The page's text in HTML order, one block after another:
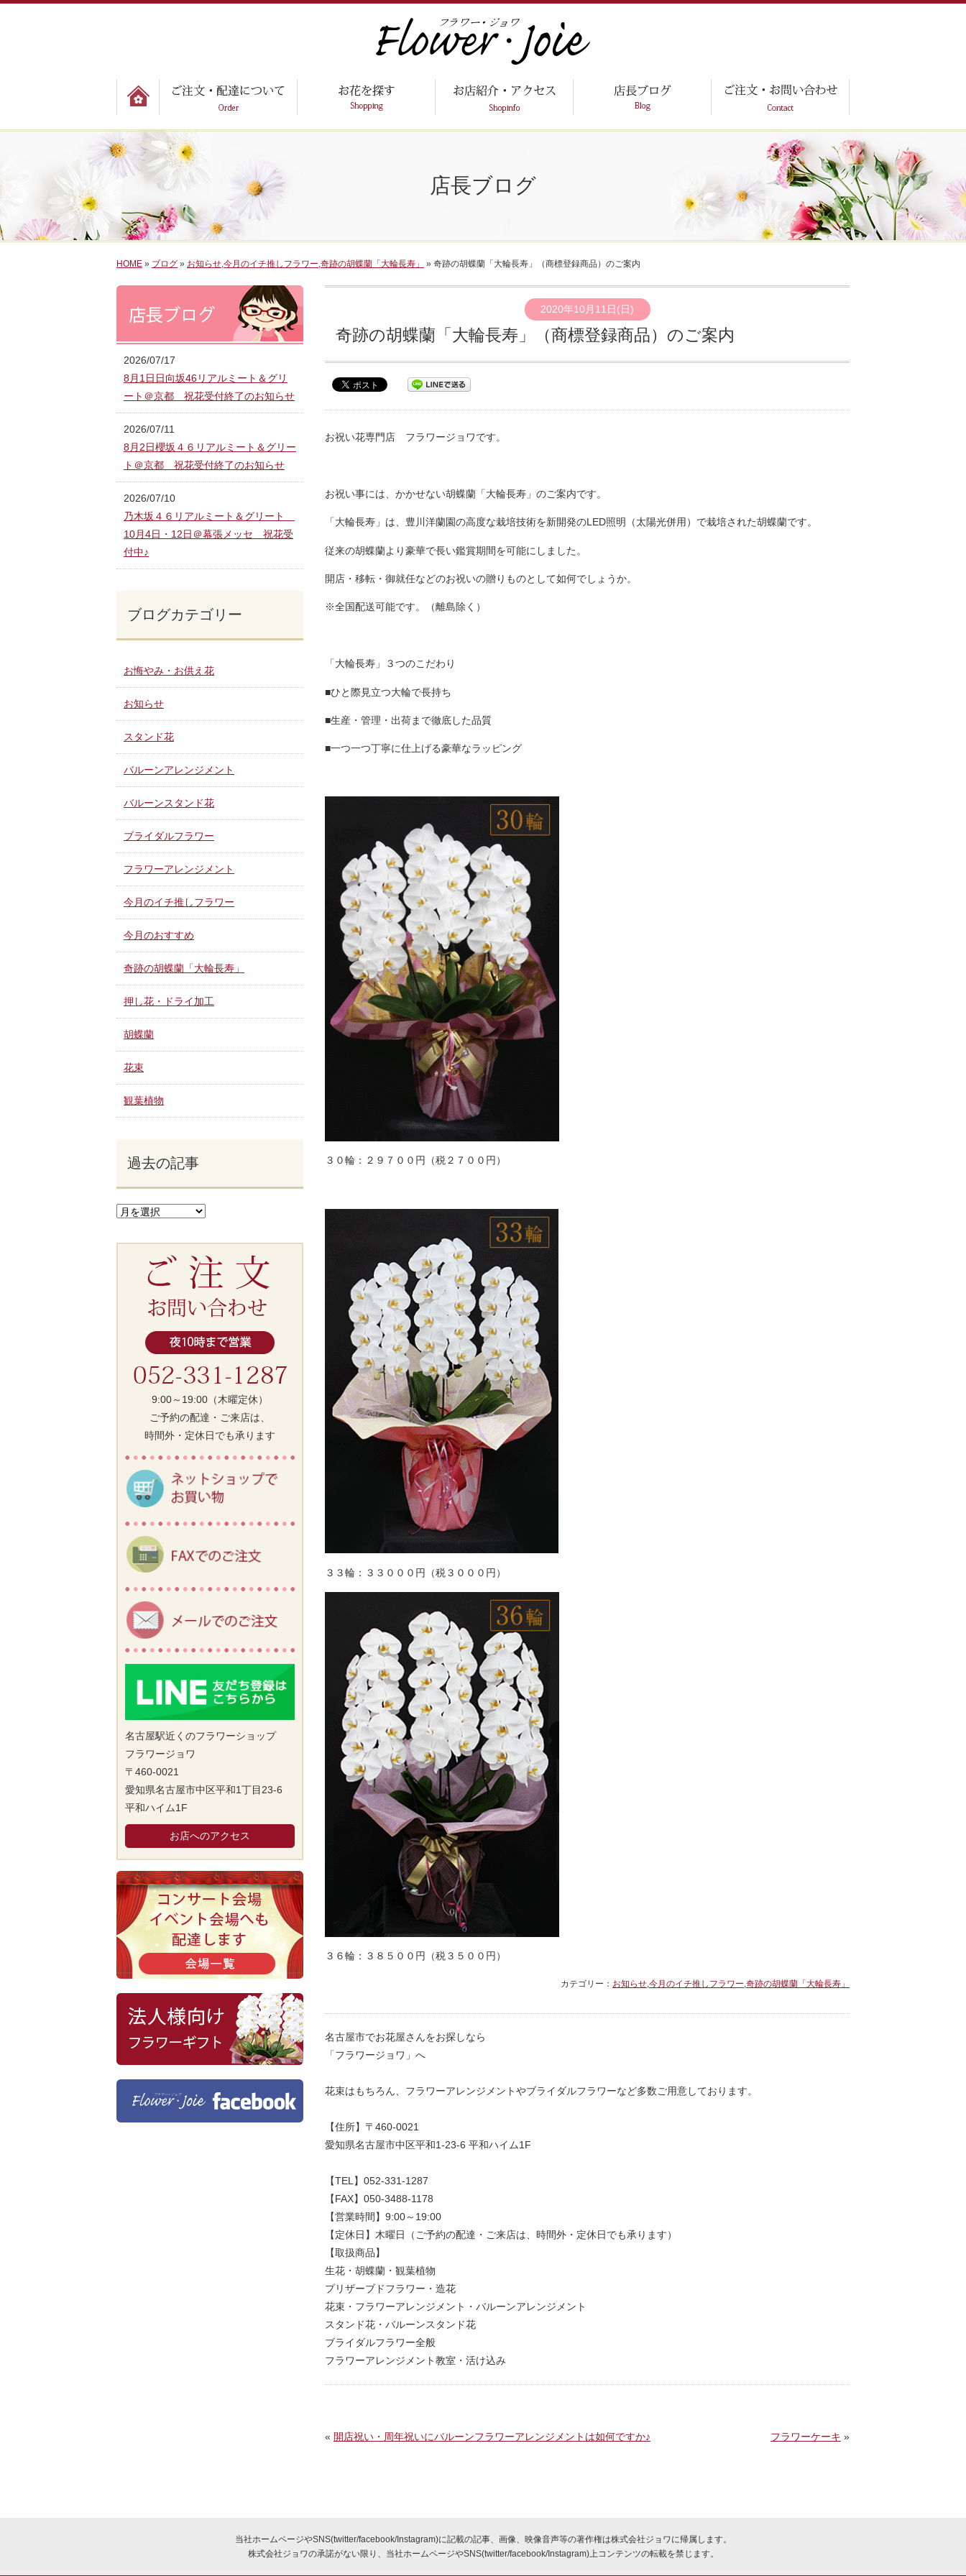
店長ブログ
HOME » ブログ » お知らせ 今月のイチ推しフラワー 奇跡の胡蝶蘭「大輪長寿」 » 奇跡の胡蝶蘭「大輪長寿」（商標登録商品）のご案内
2020年10月11日(日)
奇跡の胡蝶蘭「大輪長寿」（商標登録商品）のご案内
お祝い花専門店 フラワージョワです。
お祝い事には、かかせない胡蝶蘭「大輪長寿」のご案内です。
「大輪長寿」は、豊川洋蘭園の高度な栽培技術を新開発のLED照明（太陽光併用）で栽培された胡蝶蘭です。
従来の胡蝶蘭より豪華で長い鑑賞期間を可能にしました。
開店・移転・御就任などのお祝いの贈りものとして如何でしょうか。
※全国配送可能です。（離島除く）
「大輪長寿」３つのこだわり
■ひと際見立つ大輪で長持ち
■生産・管理・出荷まで徹底した品質
■一つ一つ丁寧に仕上げる豪華なラッピング
３０輪：２９７００円（税２７００円）
３３輪：３３０００円（税３０００円）
３６輪：３８５００円（税３５００円）
カテゴリー： お知らせ,今月のイチ推しフラワー,奇跡の胡蝶蘭「大輪長寿」
名古屋市でお花屋さんをお探しなら
「フラワージョワ」へ
花束はもちろん、フラワーアレンジメントやブライダルフラワーなど多数ご用意しております。
【住所】〒460-0021
愛知県名古屋市中区平和1-23-6 平和ハイム1F
【TEL】052-331-1287
【営業時間】9:00～19:00
【定休日】木曜日（ご予約の配達・ご来店は、時間外・定休日でも承ります）
【取扱商品】
生花・胡蝶蘭・観葉植物
プリザーブドフラワー・造花
花束・フラワーアレンジメント・バルーンアレンジメント
スタンド花・バルーンスタンド花
ブライダルフラワー全般
フラワーアレンジメント教室・活け込み
« 開店祝い・周年祝いにバルーンフラワーアレンジメントは如何ですか♪ フラワーケーキ »
2026/07/17
8月1日日向坂46リアルミート＆グリ
ート＠京都 祝花受付終了のお知らせ
2026/07/11
8月2日櫻坂４６リアルミート＆グリー
ト＠京都 祝花受付終了のお知らせ
2026/07/10
乃木坂４６リアルミート＆グリート
10月4日・12日＠幕張メッセ 祝花受
付中♪
ブログカテゴリー
お悔やみ・お供え花
お知らせ
スタンド花
バルーンアレンジメント
バルーンスタンド花
ブライダルフラワー
フラワーアレンジメント
今月のイチ推しフラワー
今月のおすすめ
奇跡の胡蝶蘭「大輪長寿」
押し花・ドライ加工
胡蝶蘭
花束
観葉植物
過去の記事
9:00～19:00（木曜定休）
ご予約の配達・ご来店は、
時間外・定休日でも承ります
名古屋駅近くのフラワーショップ
フラワージョワ
〒460-0021
愛知県名古屋市中区平和1丁目23-6
平和ハイム1F
お店へのアクセス
当社ホームページやSNS(twitter/facebook/Instagram)に記載の記事、画像、映像音声等の著作権は株式会社ジョワに帰属します。
株式会社ジョワの承諾がない限り、当社ホームページやSNS(twitter/facebook/Instagram)上コンテンツの転載を禁じます。